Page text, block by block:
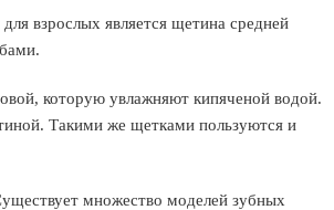
взрослых является щетина средней
которую увлажняют кипяченой водой.
Такими же щетками пользуются и
множество моделей зубных